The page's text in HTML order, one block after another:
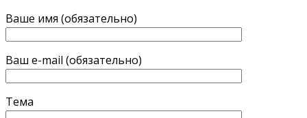
Ваше имя (обязательно)
Ваш e-mail (обязательно)
Тема